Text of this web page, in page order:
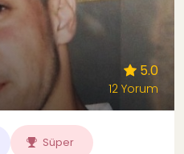
5.0
12 Yorum
Süper